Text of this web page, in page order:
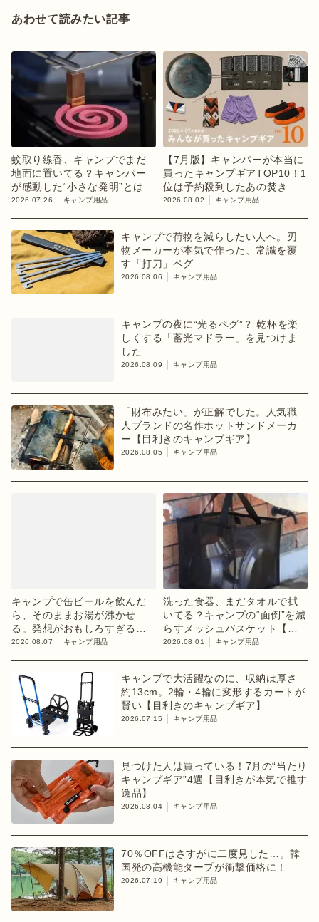
あわせて読みたい記事
蚊取り線香、キャンプでまだ
地面に置いてる？キャンパー
が感動した“小さな発明”とは
2026.07.26 キャンプ用品
【7月版】キャンパーが本当に
買ったキャンプギアTOP10！1
位は予約殺到したあの焚き火
台
2026.08.02 キャンプ用品
キャンプで荷物を減らしたい人へ。刃
物メーカーが本気で作った、常識を覆
す「打刀」ペグ
2026.08.06 キャンプ用品
キャンプの夜に“光るペグ”？ 乾杯を楽
しくする「蓄光マドラー」を見つけま
した
2026.08.09 キャンプ用品
「財布みたい」が正解でした。人気職
人ブランドの名作ホットサンドメーカ
ー【目利きのキャンプギア】
2026.08.05 キャンプ用品
キャンプで缶ビールを飲んだ
ら、そのままお湯が沸かせ
る。発想がおもしろすぎるギ
ア【目利きのキャンプギア】
2026.08.07 キャンプ用品
洗った食器、まだタオルで拭
いてる？キャンプの“面倒”を減
らすメッシュバスケット【目
利きのキャンプギア】
2026.08.01 キャンプ用品
キャンプで大活躍なのに、収納は厚さ
約13cm。2輪・4輪に変形するカートが
賢い【目利きのキャンプギア】
2026.07.15 キャンプ用品
見つけた人は買っている！7月の“当たり
キャンプギア”4選【目利きが本気で推す
逸品】
2026.08.04 キャンプ用品
70％OFFはさすがに二度見した…。韓
国発の高機能タープが衝撃価格に！
2026.07.19 キャンプ用品